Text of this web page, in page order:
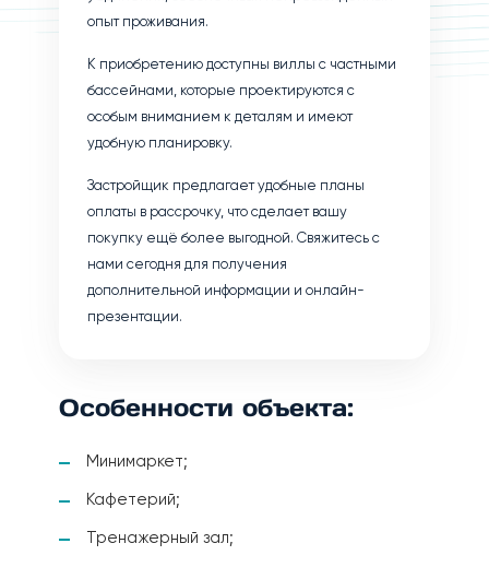
опыт проживания.
К приобретению доступны виллы с частными
бассейнами, которые проектируются с
особым вниманием к деталям и имеют
удобную планировку.
Застройщик предлагает удобные планы
оплаты в рассрочку, что сделает вашу
покупку ещё более выгодной. Свяжитесь с
нами сегодня для получения
дополнительной информации и онлайн-
презентации.
Особенности объекта:
Минимаркет;
Кафетерий;
Тренажерный зал;